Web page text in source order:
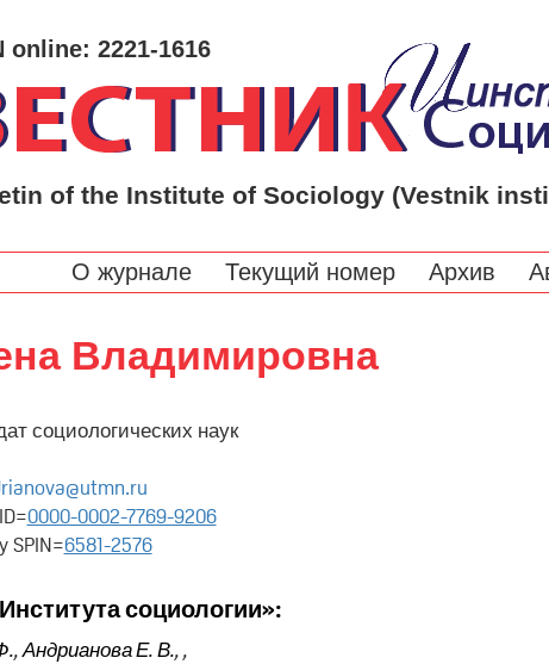
online: 2221-1616
of the Institute of Sociology (Vestnik
О журнале Текущий номер Архив
Владимировна
социологических наук
0000-0002-7769-9206
SPIN=6581-2576
социологии»:
,Андрианова Е. В.,,